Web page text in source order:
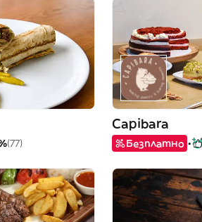
(77)
Capibara
Безплатно